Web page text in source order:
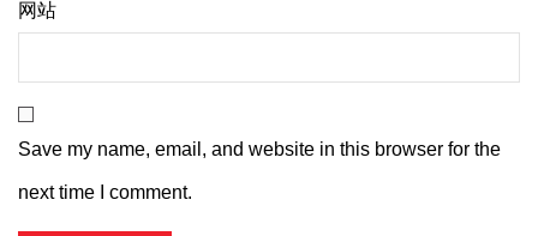
网站
Save my name, email, and website in this browser for the
next time I comment.